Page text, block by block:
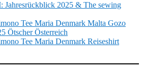
Jahresrückblick 2025 & The sewing
Tee Maria Denmark Malta Gozo
Ötscher Österreich
Tee Maria Denmark Reiseshirt